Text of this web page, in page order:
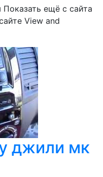
ещё с сайта
View and
джили мк